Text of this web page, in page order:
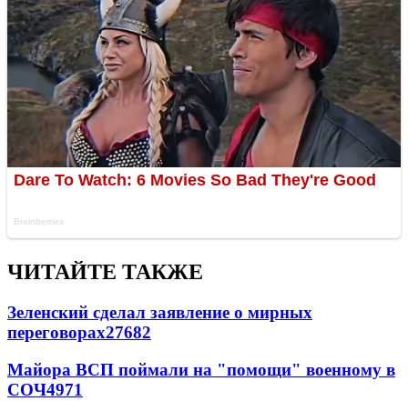
ЧИТАЙТЕ ТАКЖЕ
Зеленский сделал заявление о мирных
переговорах27682
Майора ВСП поймали на "помощи" военному в
СОЧ4971